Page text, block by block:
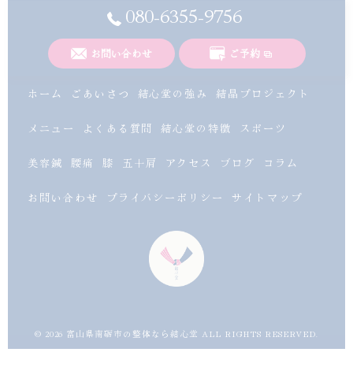
080-6355-9756
お問い合わせ ご予約
ホーム ごあいさつ 結心堂の強み 結晶プロジェクト
メニュー よくある質問 結心堂の特徴 スポーツ
美容鍼 腰痛 膝 五十肩 アクセス ブログ コラム
お問い合わせ プライバシーポリシー サイトマップ
© 2026 富山県南砺市の整体なら結心堂 ALL RIGHTS RESERVED.